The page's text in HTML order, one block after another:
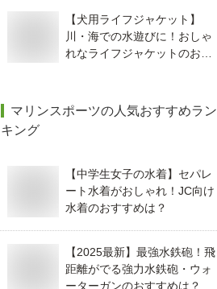
【犬用ライフジャケット】
川・海での水遊びに！おしゃ
れなライフジャケットのおす
マリンスポーツの人気おすすめラン
キング
【中学生女子の水着】セパレ
ート水着がおしゃれ！JC向け
水着のおすすめは？
【2025最新】最強水鉄砲！飛
距離がでる強力水鉄砲・ウォ
ーターガンのおすすめは？